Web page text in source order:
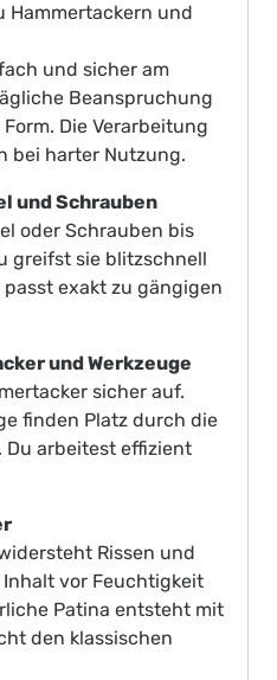
Hammertackern und
und sicher am
Beanspruchung
Die Verarbeitung
bei harter Nutzung.
und Schrauben
oder Schrauben bis
greifst sie blitzschnell
exakt zu gängigen
und Werkzeuge
sicher auf.
finden Platz durch die
Du arbeitest effizient
Rissen und
vor Feuchtigkeit
Patina entsteht mit
den klassischen